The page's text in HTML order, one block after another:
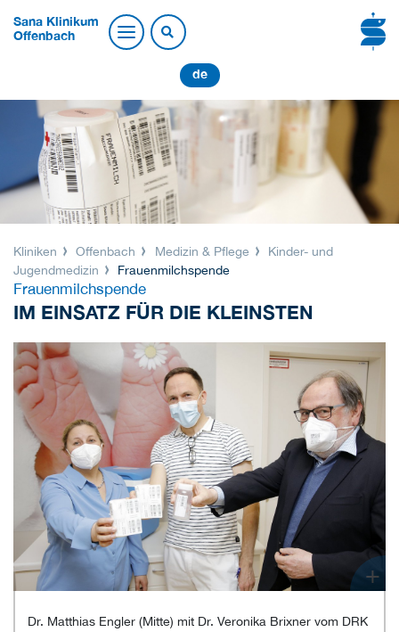
Sana Klinikum
Offenbach
de
Kliniken Offenbach Medizin & Pflege
Kinder- und
Jugendmedizin
Frauenmilchspende
Frauenmilchspende
IM EINSATZ FÜR DIE KLEINSTEN
+
Dr. Matthias Engler (Mitte) mit Dr. Veronika Brixner vom DRK